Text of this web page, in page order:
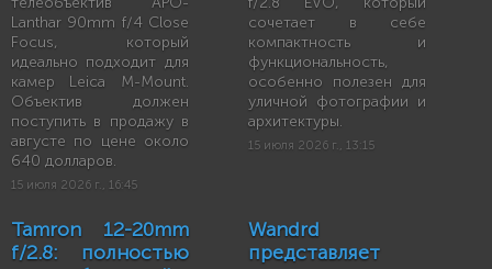
Lanthar 90mm f/4 Close
Focus, который
идеально подходит для
камер Leica M-Mount.
Объектив должен
поступить в продажу в
августе по цене около
640 долларов.
15 июля 2026 г., 16:45
сочетает в себе
компактность и
функциональность,
особенно полезен для
уличной фотографии и
архитектуры.
15 июля 2026 г., 13:15
Tamron 12-20mm
f/2.8: полностью
Wandrd
представляет